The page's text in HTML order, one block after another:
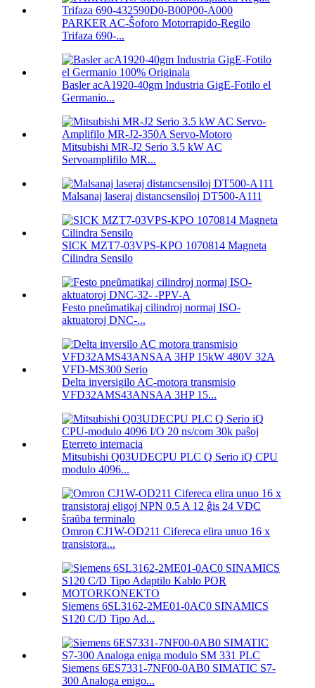
PARKER AC-Ŝoforo Motorrapido-Regilo
Trifaza 690-...
Basler acA1920-40gm Industria GigE-Fotilo el
Germanio...
Mitsubishi MR-J2 Serio 3.5 kW AC
Servoamplifilo MR...
Malsanaj laseraj distancsensiloj DT500-A111
SICK MZT7-03VPS-KPO 1070814 Magneta
Cilindra Sensilo
Festo pneŭmatikaj cilindroj normaj ISO-
aktuatoroj DNC-...
Delta inversigilo AC-motora transmisio
VFD32AMS43ANSAA 3HP 15...
Mitsubishi Q03UDECPU PLC Q Serio iQ CPU
modulo 4096...
Omron CJ1W-OD211 Cifereca elira unuo 16 x
transistora...
Siemens 6SL3162-2ME01-0AC0 SINAMICS
S120 C/D Tipo Ad...
Siemens 6ES7331-7NF00-0AB0 SIMATIC S7-
300 Analoga enigo...